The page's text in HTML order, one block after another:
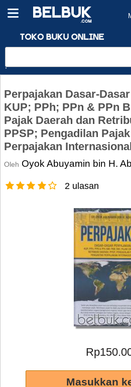
Perpajakan Dasar-
KUP; PPh; PPn & PPn
Pajak Daerah dan
PPSP; Pengadilan
Perpajakan
Oleh Oyok Abuyamin bin H.
2 ulasan